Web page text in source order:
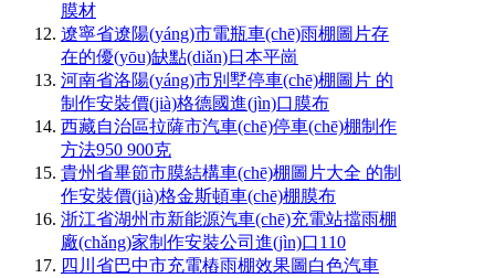
膜材
遼寧省遼陽(yáng)市電瓶車(chē)雨棚圖片存
在的優(yōu)缺點(diǎn)日本平崗
河南省洛陽(yáng)市別墅停車(chē)棚圖片 的
制作安裝價(jià)格德國進(jìn)口膜布
西藏自治區拉薩市汽車(chē)停車(chē)棚制作
方法950 900克
貴州省畢節市膜結構車(chē)棚圖片大全 的制
作安裝價(jià)格金斯頓車(chē)棚膜布
浙江省湖州市新能源汽車(chē)充電站擋雨棚
廠(chǎng)家制作安裝公司進(jìn)口110
四川省巴中市充電樁雨棚效果圖白色汽車